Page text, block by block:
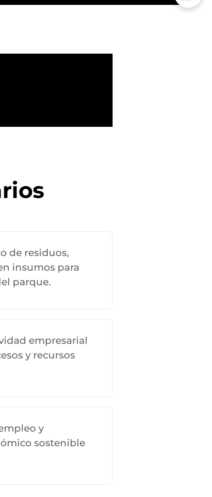
de residuos,
insumos para
parque.
empresarial
y recursos
y
sostenible